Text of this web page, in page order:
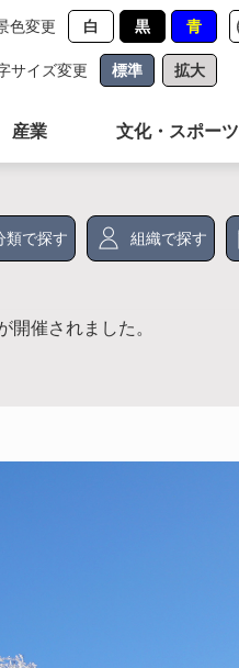
色変更 白 黒 青
サイズ変更 標準 拡大
産業 文化・スポーツ
類で探す 組織で探す
開催されました。